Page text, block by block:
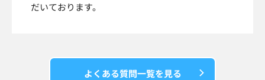
だいております。
よくある質問一覧を見る